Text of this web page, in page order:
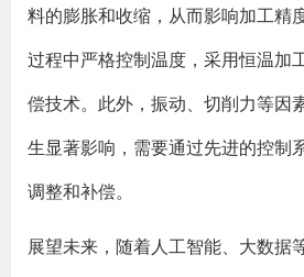
料的膨胀和收缩，从而影响加工精
过程中严格控制温度，采用恒温加
偿技术。此外，振动、切削力等因
生显著影响，需要通过先进的控制
调整和补偿。
展望未来，随着人工智能、大数据